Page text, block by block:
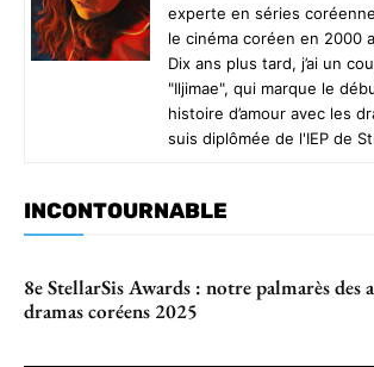
experte en séries
le cinéma coréen en 2000
Dix ans plus tard, j’ai un
"Iljimae", qui marque le
histoire d’amour avec les
suis diplômée de l'IEP de
INCONTOURNABLE
8e StellarSis Awards : notre palmarès des
dramas coréens 2025